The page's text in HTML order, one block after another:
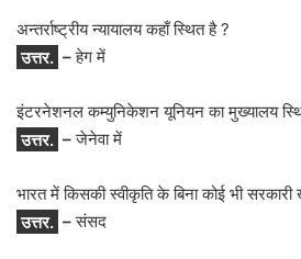
अन्तर्राष्ट्रीय न्यायालय कहाँ स्थित है ?
उत्तर. –हेग में
इंटरनेशनल कम्युनिकेशन यूनियन का मुख्यालय
उत्तर. –जेनेवा में
भारत में किसकी स्वीकृति के बिना कोई भी सरकारी
उत्तर. –संसद